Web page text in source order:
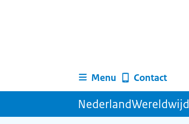
Menu Contact
NederlandWereldwijd